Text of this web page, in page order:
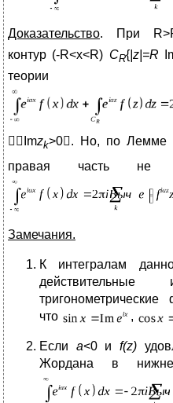
Доказательство. При
контур (-R<x<R) CR{|z|=R
теории
Imzk>0. Но, по Лемме
правая часть
Замечания.
К интегралам
действительные
что
,
Если a<0 иf(z)
Жордана в